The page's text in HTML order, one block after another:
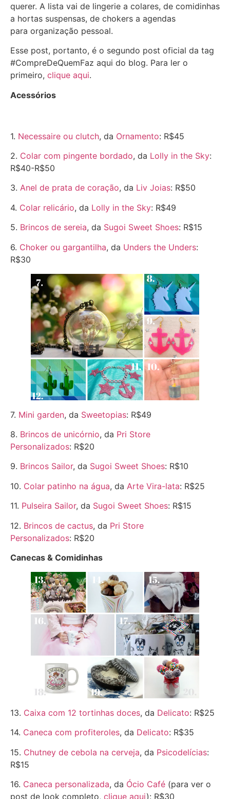
querer. A lista vai de lingerie a colares, de comidinhas
a hortas suspensas, de chokers a agendas
para organização pessoal.
Esse post, portanto, é o segundo post oficial da tag
#CompreDeQuemFaz aqui do blog. Para ler o
primeiro, clique aqui.
Acessórios
1. Necessaire ou clutch, da Ornamento: R$45
2. Colar com pingente bordado, da Lolly in the Sky:
R$40-R$50
3. Anel de prata de coração, da Liv Joias: R$50
4. Colar relicário, da Lolly in the Sky: R$49
5. Brincos de sereia, da Sugoi Sweet Shoes: R$15
6. Choker ou gargantilha, da Unders the Unders:
R$30
7. Mini garden, da Sweetopias: R$49
8. Brincos de unicórnio, da Pri Store
Personalizados: R$20
9. Brincos Sailor, da Sugoi Sweet Shoes: R$10
10. Colar patinho na água, da Arte Vira-lata: R$25
11. Pulseira Sailor, da Sugoi Sweet Shoes: R$15
12. Brincos de cactus, da Pri Store
Personalizados: R$20
Canecas & Comidinhas
13. Caixa com 12 tortinhas doces, da Delicato: R$25
14. Caneca com profiteroles, da Delicato: R$35
15. Chutney de cebola na cerveja, da Psicodelícias:
R$15
16. Caneca personalizada, da Ócio Café (para ver o
post de look completo, clique aqui): R$30